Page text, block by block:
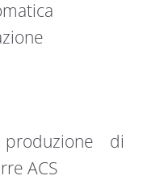
produzione di
ACS